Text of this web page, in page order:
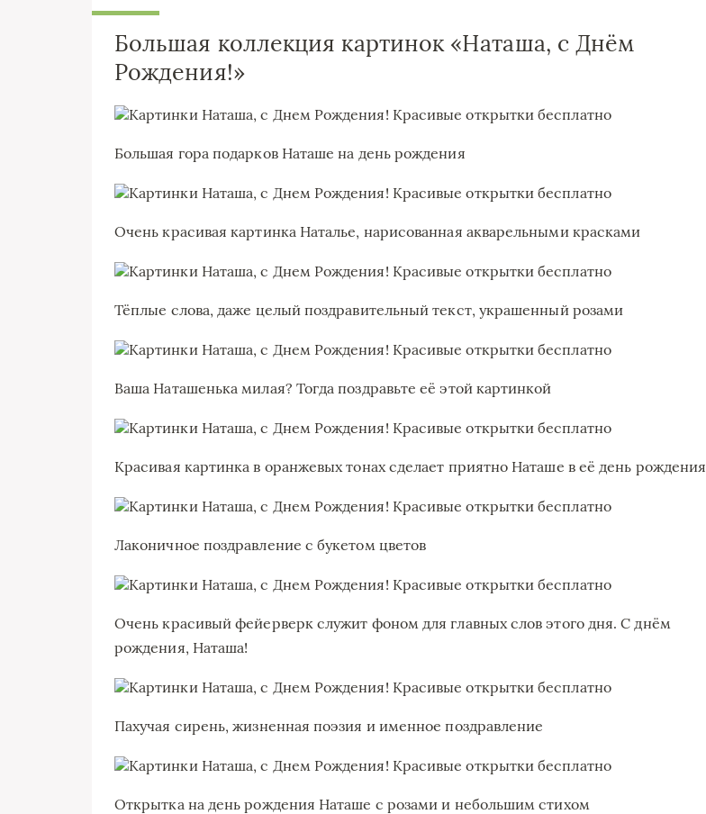
Большая коллекция картинок «Наташа, с Днём
Рождения!»
Большая гора подарков Наташе на день рождения
Очень красивая картинка Наталье, нарисованная акварельными красками
Тёплые слова, даже целый поздравительный текст, украшенный розами
Ваша Наташенька милая? Тогда поздравьте её этой картинкой
Красивая картинка в оранжевых тонах сделает приятно Наташе в её день рождения
Лаконичное поздравление с букетом цветов
Очень красивый фейерверк служит фоном для главных слов этого дня. С днём
рождения, Наташа!
Пахучая сирень, жизненная поэзия и именное поздравление
Открытка на день рождения Наташе с розами и небольшим стихом